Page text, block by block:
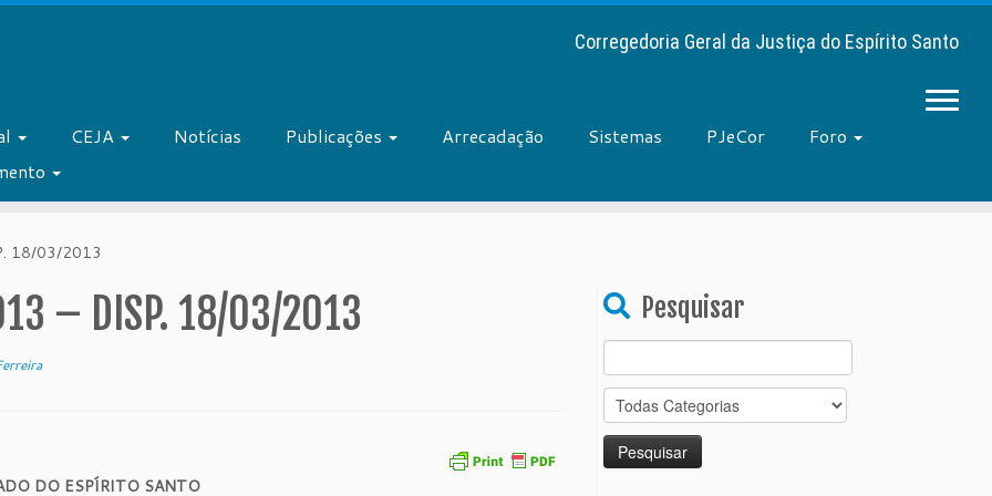
Corregedoria Geral da Justiça do Espírito Santo
CEJA Notícias Publicações Arrecadação Sistemas PJeCor
Foro
18/03/2013
– DISP. 18/03/2013
DO ESPÍRITO SANTO
Pesquisar
for: